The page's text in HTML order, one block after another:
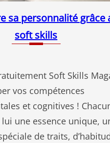
sa personnalité grâce
soft skills
Soft Skills
vos compétences
et cognitives !
une essence unique,
de traits,